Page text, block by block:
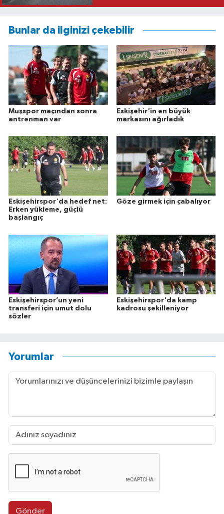
Bunlar da ilginizi çekebilir
Muşspor maçından sonra
antrenman var
Eskişehir'in en büyük
markasını ağırladık
Eskişehirspor'da hedef net:
Erken yükleme, güçlü
başlangıç
Göze girmek için çabalıyor
Eskişehirspor’un yeni
transferi için umut dolu
sözler
Eskişehirspor'da kamp
kadrosu şekilleniyor
Yorumlar
Gönder